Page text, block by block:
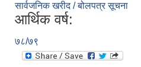
सार्वजनिक खरीद / बोलपत्र सूचना
आर्थिक वर्ष:
७८/७९